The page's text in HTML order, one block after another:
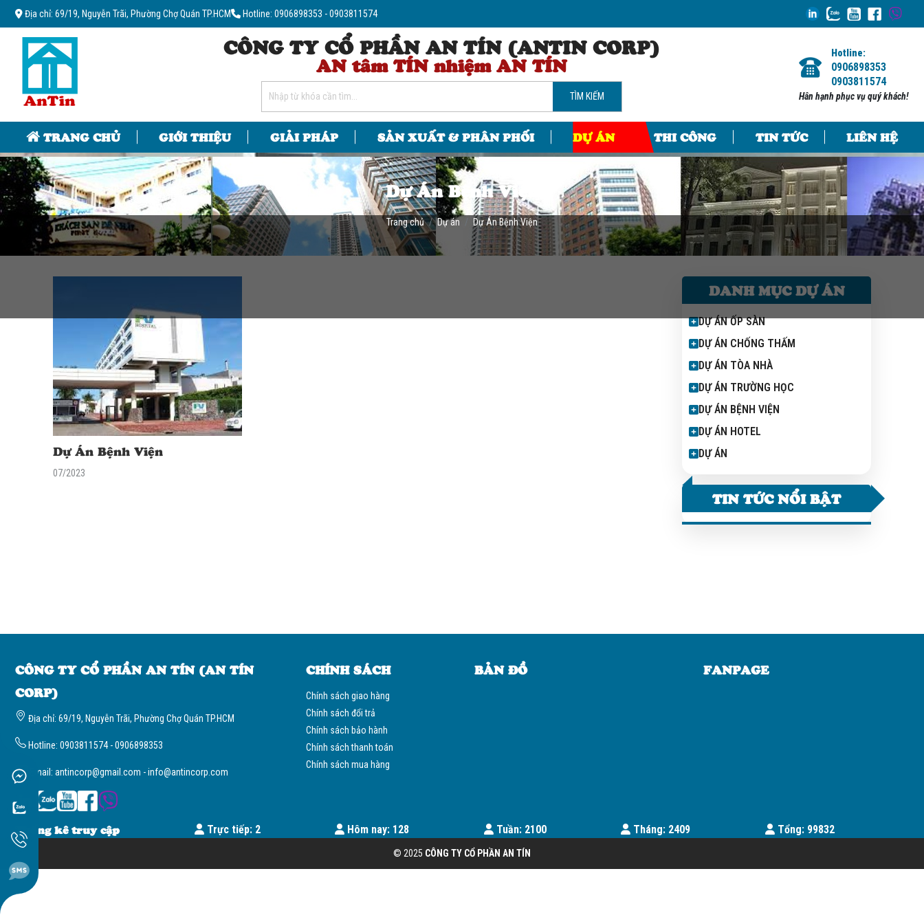
Địa chỉ: 69/19, Nguyễn Trãi, Phường Chợ Quán TP.HCM Hotline: 0906898353 - 0903811574
CÔNG TY CỔ PHẦN AN TÍN (ANTIN CORP)
AN tâm TÍN nhiệm AN TÍN
TÌM KIẾM
Hotline:
0906898353
0903811574
Hân hạnh phục vụ quý khách!
TRANG CHỦ GIỚI THIỆU GIẢI PHÁP SẢN XUẤT & PHÂN PHỐI DỰ ÁN THI CÔNG TIN TỨC LIÊN HỆ
Dự Án Bệnh Viện
Trang chủ Dự án Dự Án Bệnh Viện
Dự Án Bệnh Viện
07/2023
DANH MỤC DỰ ÁN
DỰ ÁN ỐP SÀN
DỰ ÁN CHỐNG THẤM
DỰ ÁN TÒA NHÀ
DỰ ÁN TRƯỜNG HỌC
DỰ ÁN BỆNH VIỆN
DỰ ÁN HOTEL
DỰ ÁN
TIN TỨC NỔI BẬT
CÔNG TY CỔ PHẦN AN TÍN (AN TÍN
CORP)
Địa chỉ: 69/19, Nguyễn Trãi, Phường Chợ Quán TP.HCM
Hotline: 0903811574 - 0906898353
Email: antincorp@gmail.com - info@antincorp.com
CHÍNH SÁCH
Chính sách giao hàng
Chính sách đổi trả
Chính sách bảo hành
Chính sách thanh toán
Chính sách mua hàng
BẢN ĐỒ FANPAGE
Thống kê truy cập Trực tiếp: 2 Hôm nay: 128 Tuần: 2100 Tháng: 2409 Tổng: 99832
© 2025 CÔNG TY CỔ PHẦN AN TÍN